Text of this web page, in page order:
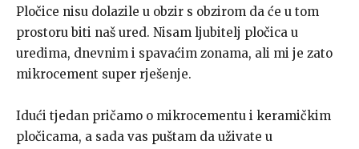
Pločice nisu dolazile u obzir s obzirom da će u tom
prostoru biti naš ured. Nisam ljubitelj pločica u
uredima, dnevnim i spavaćim zonama, ali mi je zato
mikrocement super rješenje.
Idući tjedan pričamo o mikrocementu i keramičkim
pločicama, a sada vas puštam da uživate u